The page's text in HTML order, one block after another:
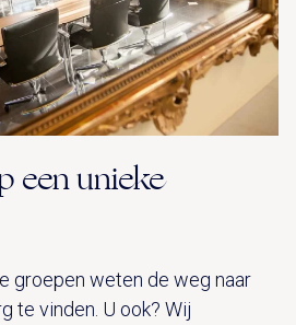
een unieke
groepen weten de weg naar
te vinden. U ook? Wij